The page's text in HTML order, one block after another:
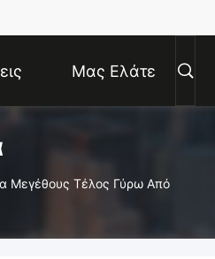
Μας Ελάτε
Μεγέθους Τέλος Γύρω Από